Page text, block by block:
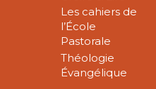
Les cahiers de
l’École
Pastorale
Théologie
Évangélique